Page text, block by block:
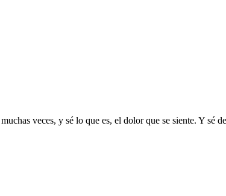
veces, y sé lo que es, el dolor que se siente. Y sé